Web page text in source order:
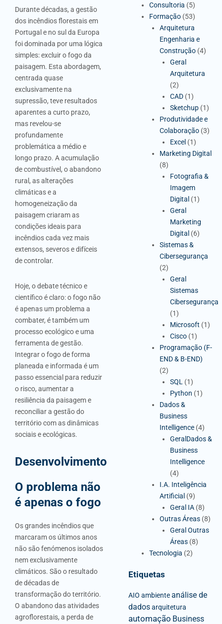
Durante décadas, a gestão
dos incêndios florestais em
Portugal e no sul da Europa
foi dominada por uma lógica
simples: excluir o fogo da
paisagem. Esta abordagem,
centrada quase
exclusivamente na
supressão, teve resultados
aparentes a curto prazo,
mas revelou-se
profundamente
problemática a médio e
longo prazo. A acumulação
de combustível, o abandono
rural, as alterações
climáticas e a
homogeneização da
paisagem criaram as
condições ideais para
incêndios cada vez mais
extensos, severos e difíceis
de controlar.
Hoje, o debate técnico e
científico é claro: o fogo não
é apenas um problema a
combater, é também um
processo ecológico e uma
ferramenta de gestão.
Integrar o fogo de forma
planeada e informada é um
passo essencial para reduzir
o risco, aumentar a
resiliência da paisagem e
reconciliar a gestão do
território com as dinâmicas
sociais e ecológicas.
Desenvolvimento
O problema não
é apenas o fogo
Os grandes incêndios que
marcaram os últimos anos
não são fenómenos isolados
nem exclusivamente
climáticos. São o resultado
de décadas de
transformação do território.
O abandono das atividades
agroflorestais, a perda de
Consultoria (5)
Formação(53)
Arquitetura
Engenharia e
Construção(4)
Geral
Arquitetura
(2)
CAD(1)
Sketchup(1)
Produtividade e
Colaboração(3)
Excel (1)
Marketing Digital
(8)
Fotografia &
Imagem
Digital (1)
Geral
Marketing
Digital (6)
Sistemas &
Cibersegurança
(2)
Geral
Sistemas
Cibersegurança
(1)
Microsoft (1)
Cisco(1)
Programação (F-
END & B-END)
(2)
SQL (1)
Python (1)
Dados &
Business
Intelligence(4)
GeralDados &
Business
Intelligence
(4)
I.A. Inteligência
Artificial (9)
Geral IA(8)
Outras Áreas(8)
Geral Outras
Áreas(8)
Tecnologia (2)
Etiquetas
AIO ambienteanálise de
dadosarquitetura
automação Business